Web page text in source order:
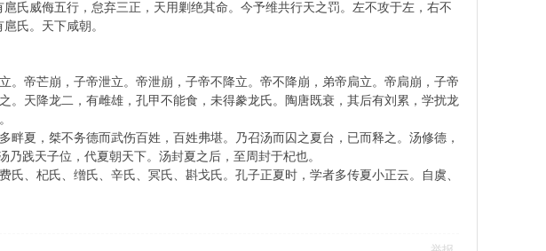
氏威侮五行，怠弃三正，天用剿绝其命。今予维共行天之罚。左不攻于左，右不
氏。天下咸朝。
帝芒崩，子帝泄立。帝泄崩，子帝不降立。帝不降崩，弟帝扃立。帝扃崩，子帝
天降龙二，有雌雄，孔甲不能食，未得豢龙氏。陶唐既衰，其后有刘累，学扰龙
夏，桀不务德而武伤百姓，百姓弗堪。乃召汤而囚之夏台，已而释之。汤修德，
践天子位，代夏朝天下。汤封夏之后，至周封于杞也。
、杞氏、缯氏、辛氏、冥氏、斟戈氏。孔子正夏时，学者多传夏小正云。自虞、